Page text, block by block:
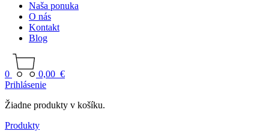
Naša ponuka
O nás
Kontakt
Blog
0 0,00 €
Prihlásenie
Žiadne produkty v košíku.
Produkty